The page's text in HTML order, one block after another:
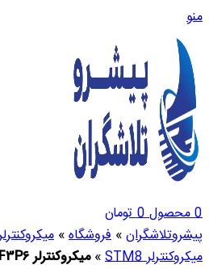
منو
0محصول0تومان
پیشروتلاشگران» فروشگاه»
میکروکنترلر STM8
»میکروکنترلر STM8L051F3P6